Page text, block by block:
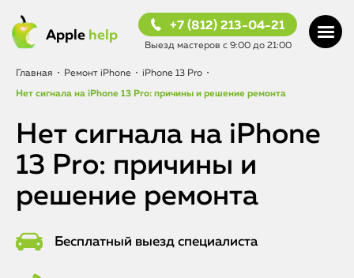
Apple help
+7 (812) 213-04-21
Выезд мастеров с 9:00 до 21:00
Главная • Ремонт iPhone • iPhone 13 Pro •
Нет сигнала на iPhone 13 Pro: причины и решение ремонта
Нет сигнала на iPhone
13 Pro: причины и
решение ремонта
Бесплатный выезд специалиста